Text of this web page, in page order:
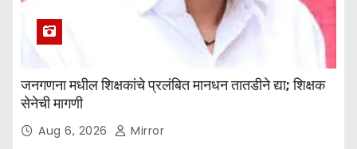
जनगणना मधील शिक्षकांचे प्रलंबित मानधन तातडीने द्या; शिक्षक
सेनेची मागणी
Aug 6, 2026 Mirror